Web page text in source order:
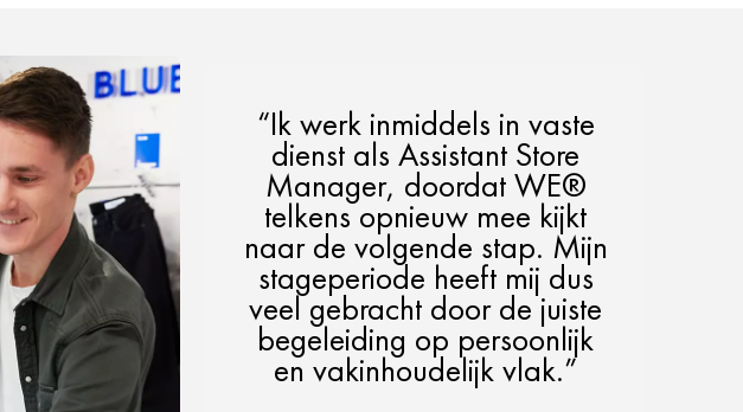
“Ik werk inmiddels in vaste
dienst als Assistant Store
Manager, doordat WE®
telkens opnieuw mee kijkt
naar de volgende stap. Mijn
stageperiode heeft mij dus
veel gebracht door de juiste
begeleiding op persoonlijk
en vakinhoudelijk vlak.”